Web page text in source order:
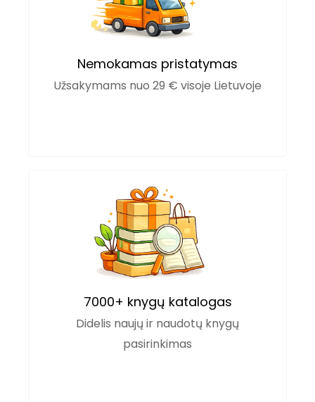
Nemokamas pristatymas
Užsakymams nuo 29 € visoje Lietuvoje
7000+ knygų katalogas
Didelis naujų ir naudotų knygų
pasirinkimas